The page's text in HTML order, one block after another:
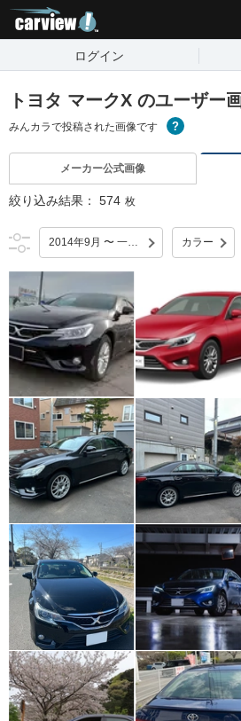
ログイン
トヨタ マークX のユーザー
みんカラで投稿された画像です
メーカー公式画像
絞り込み結果： 574 枚
2014年9月 〜 一部改良 カラー